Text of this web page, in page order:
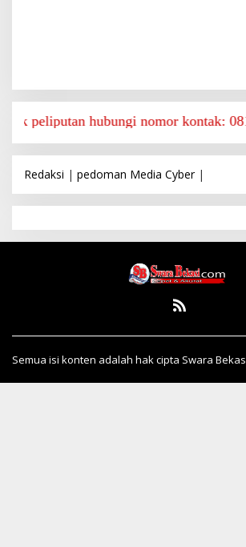
hubungi nomor kontak: 0812 8825
Redaksi | pedoman Media Cyber|
Semua isi konten adalah hak cipta Swara